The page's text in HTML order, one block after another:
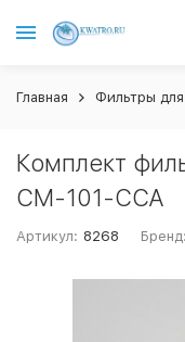
Главная Фильтры
Комплект
СМ-101-ССА
Артикул: 8268 Бренд: